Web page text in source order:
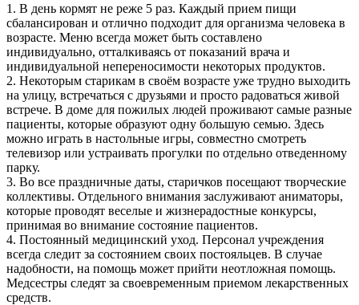
1. В день кормят не реже 5 раз. Каждый прием пищи
сбалансирован и отлично подходит для организма человека в
возрасте. Меню всегда может быть составлено
индивидуально, отталкиваясь от показаний врача и
индивидуальной непереносимости некоторых продуктов.
2. Некоторым старикам в своём возрасте уже трудно выходить
на улицу, встречаться с друзьями и просто радоваться живой
встрече. В доме для пожилых людей проживают самые разные
пациенты, которые образуют одну большую семью. Здесь
можно играть в настольные игры, совместно смотреть
телевизор или устраивать прогулки по отдельно отведенному
парку.
3. Во все праздничные даты, старичков посещают творческие
коллективы. Отдельного внимания заслуживают аниматоры,
которые проводят веселые и жизнерадостные конкурсы,
принимая во внимание состояние пациентов.
4. Постоянный медицинский уход. Персонал учреждения
всегда следит за состоянием своих постояльцев. В случае
надобности, на помощь может прийти неотложная помощь.
Медсестры следят за своевременным приемом лекарственных
средств.